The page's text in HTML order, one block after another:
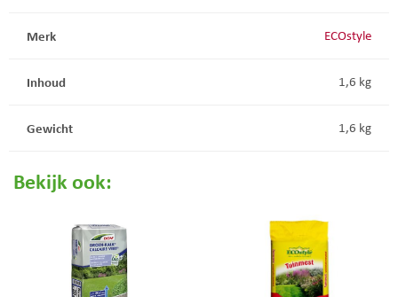
Merk ECOstyle
Inhoud 1,6 kg
Gewicht 1,6 kg
Bekijk ook: